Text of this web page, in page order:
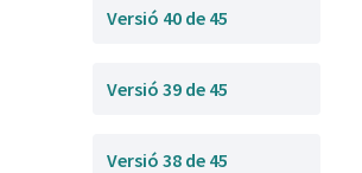
Versió 40 de 45
Versió 39 de 45
Versió 38 de 45